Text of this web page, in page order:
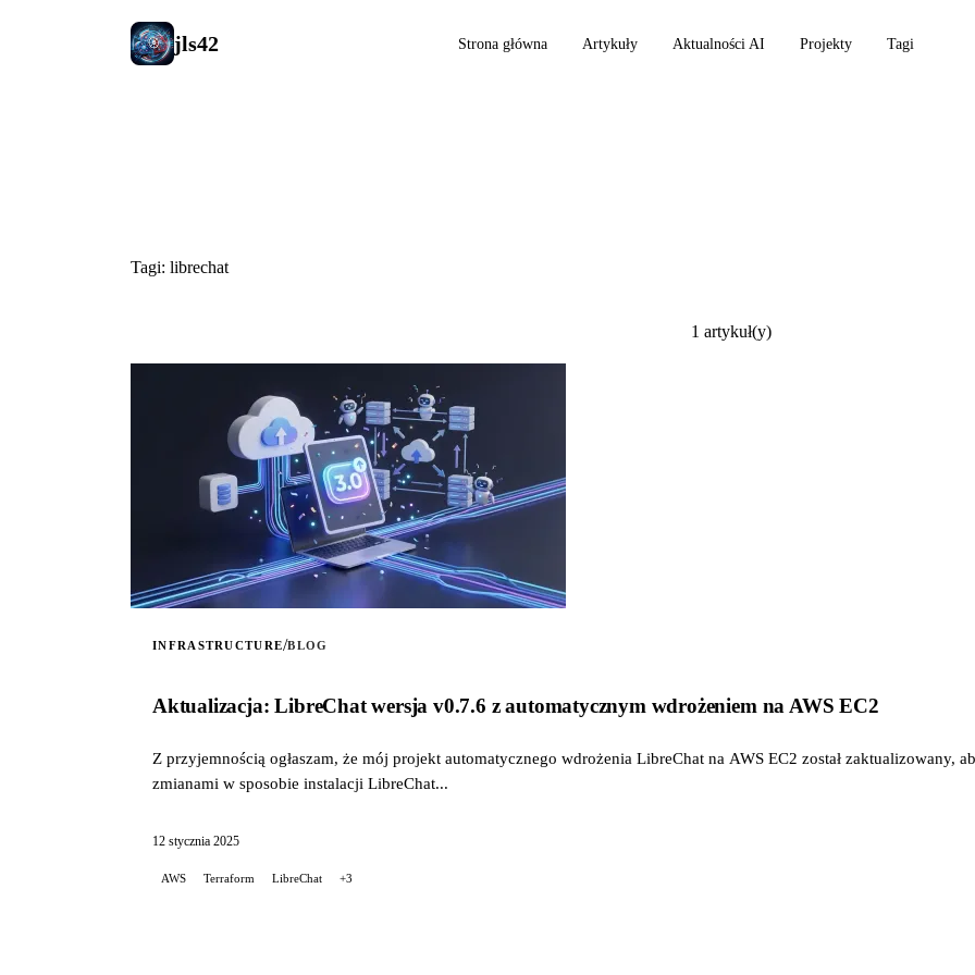
jls42 Strona główna Artykuły Aktualności AI Projekty Tagi
Tagi: librechat
1 artykuł(y)
INFRASTRUCTURE/BLOG
Aktualizacja: LibreChat wersja v0.7.6 z automatycznym wdrożeniem na AWS EC2
Z przyjemnością ogłaszam, że mój projekt automatycznego wdrożenia LibreChat na AWS EC2 został zaktualizowany,
zmianami w sposobie instalacji LibreChat...
12 stycznia 2025
AWS Terraform LibreChat +3